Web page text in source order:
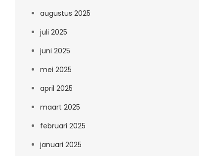
augustus 2025
juli 2025
juni 2025
mei 2025
april 2025
maart 2025
februari 2025
januari 2025